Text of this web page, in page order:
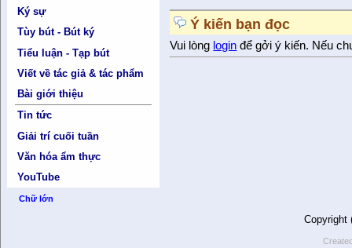
Ký sự
Tùy bút - Bút ký
Tiểu luận - Tạp bút
Viết về tác giả & tác phẩm
Bài giới thiệu
Tin tức
Giải trí cuối tuần
Văn hóa ẩm thực
YouTube
Chữ lớn
Ý kiến bạn đọc
Vui lòng login để gởi ý kiến. Nếu
Copyright